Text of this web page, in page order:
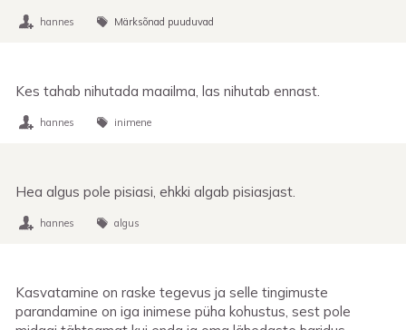
hannes Märksõnad puuduvad
Kes tahab nihutada maailma, las nihutab ennast.
hannes inimene
Hea algus pole pisiasi, ehkki algab pisiasjast.
hannes algus
Kasvatamine on raske tegevus ja selle tingimuste
parandamine on iga inimese püha kohustus, sest pole